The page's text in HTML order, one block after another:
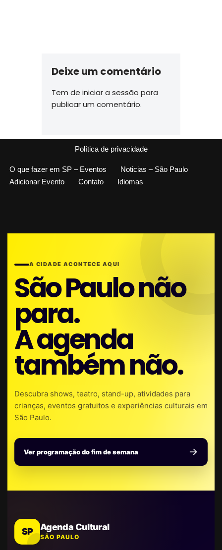
Deixe um comentário
Tem de iniciar a sessão para
publicar um comentário.
Política de privacidade
O que fazer em SP – Eventos
Noticias – São Paulo
Adicionar Evento
Contato Idiomas
A CIDADE ACONTECE AQUI
São Paulo não
para.
A agenda
também não.
Descubra shows, teatro, stand-up, atividades para
crianças, eventos gratuitos e experiências culturais em
São Paulo.
Ver programação do fim de semana
SP Agenda Cultural
SÃO PAULO